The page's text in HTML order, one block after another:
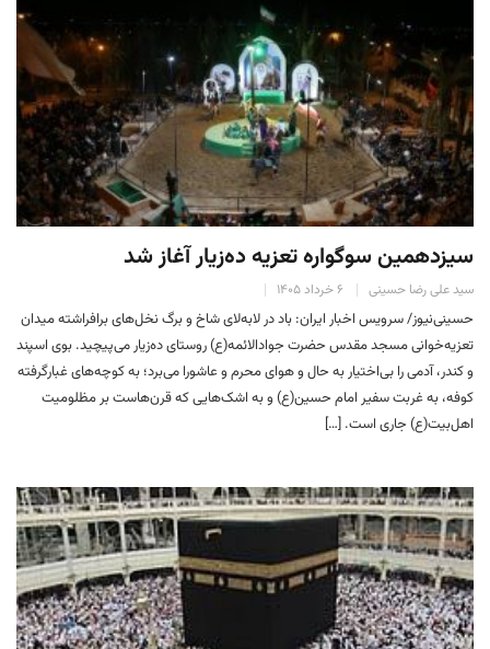
سیزدهمین سوگواره تعزیه ده‌زیار آغاز شد
سید علی رضا حسینی ۶ خرداد ۱۴۰۵
حسینی‌نیوز/ سرویس اخبار ایران: باد در لابه‌لای شاخ و برگ نخل‌های برافراشته میدان
تعزیه‌خوانی مسجد مقدس حضرت جوادالائمه(ع) روستای ده‌زیار می‌پیچید. بوی اسپند
و کندر، آدمی را بی‌اختیار به حال و هوای محرم و عاشورا می‌برد؛ به کوچه‌های غبارگرفته
کوفه، به غربت سفیر امام حسین(ع) و به اشک‌هایی که قرن‌هاست بر مظلومیت
اهل‌بیت(ع) جاری است. […]